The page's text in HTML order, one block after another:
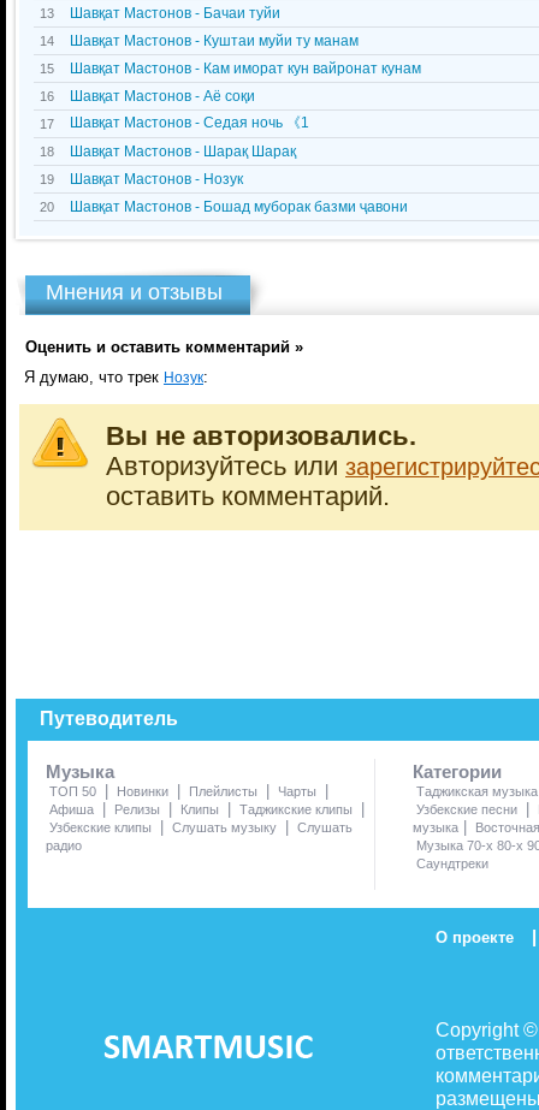
13 Шавқат Мастонов - Бачаи туйи
14 Шавқат Мастонов - Куштаи муйи ту манам
15 Шавқат Мастонов - Кам иморат кун вайронат кунам
16 Шавқат Мастонов - Аё соқи
17 Шавқат Мастонов - Седая ночь 《1
18 Шавқат Мастонов - Шарақ Шарақ
19 Шавқат Мастонов - Нозук
20 Шавқат Мастонов - Бошад муборак базми ҷавони
Мнения и отзывы
Оценить и оставить комментарий »
Я думаю, что трек Нозук:
Вы не авторизовались.
Авторизуйтесь или
оставить комментарий.
Путеводитель
Музыка
ТОП 50 | Новинки | Плейлисты | Чарты |
Афиша | Релизы | Клипы | Таджикские клипы |
Узбекские клипы | Слушать музыку | Слушать
радио
Категории
Таджикская музыка
Узбекские песни
|
музыка |
Музыка 70-х 80-х
Саундтреки
О проекте |
Copyright
размещены